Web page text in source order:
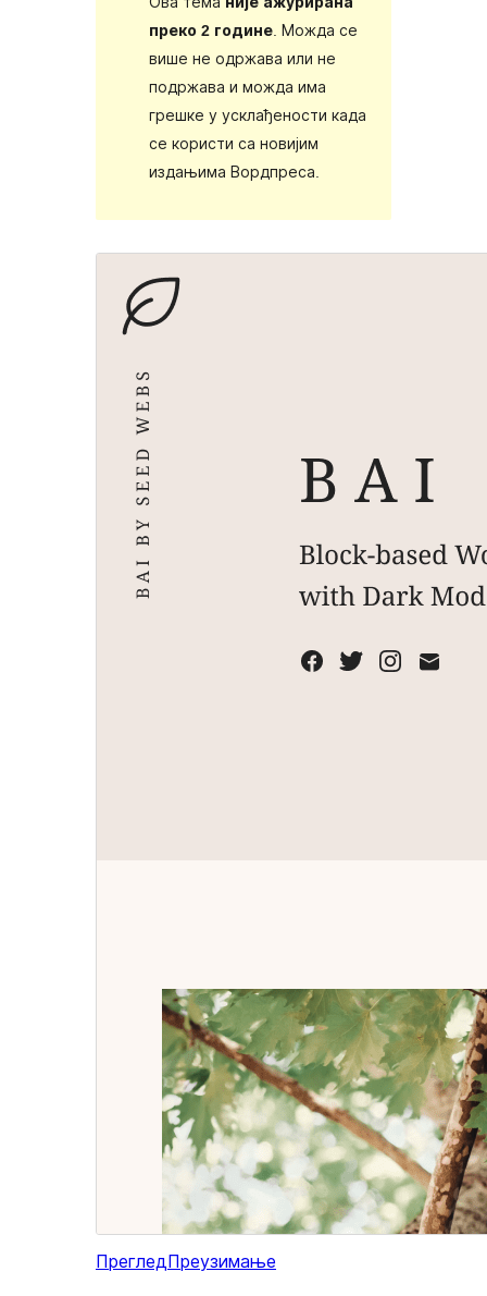
преко 2 године. Можда се
више не одржава или не
подржава и можда има
грешке у усклађености када
се користи са новијим
издањима Вордпреса.
Преглед Преузимање